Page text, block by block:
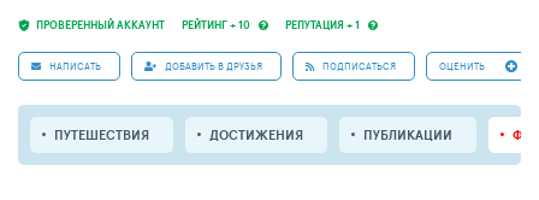
ПРОВЕРЕННЫЙ АККАУНТ РЕЙТИНГ + 10 РЕПУТАЦИЯ + 1
НАПИСАТЬ ДОБАВИТЬ В ДРУЗЬЯ ПОДПИСАТЬСЯ ОЦЕНИТЬ
ПУТЕШЕСТВИЯ ДОСТИЖЕНИЯ ПУБЛИКАЦИИ